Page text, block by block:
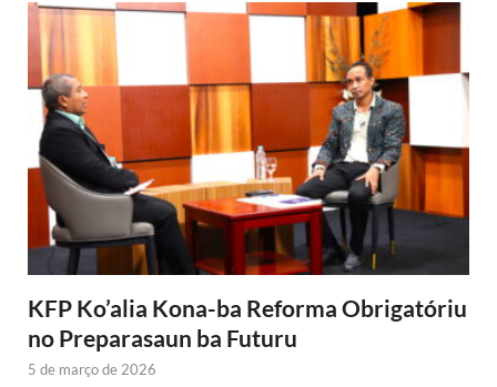
KFP Ko’alia Kona-ba Reforma Obrigatóriu
no Preparasaun ba Futuru
5 de março de 2026